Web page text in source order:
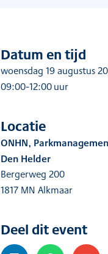
Datum en tijd
woensdag 19 augustus
09:00-12:00uur
Locatie
ONHN,
Den Helder
Bergerweg 200
1817 MN Alkmaar
Deel dit event